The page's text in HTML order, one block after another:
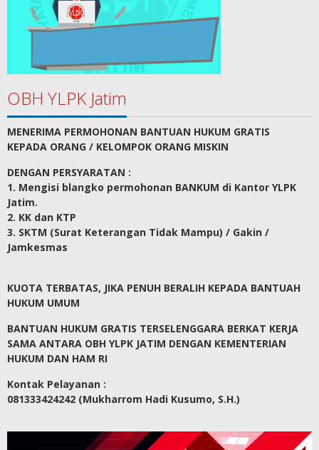
OBH YLPK Jatim
MENERIMA PERMOHONAN BANTUAN HUKUM GRATIS
KEPADA ORANG / KELOMPOK ORANG MISKIN
DENGAN PERSYARATAN :
1. Mengisi blangko permohonan BANKUM di Kantor YLPK
Jatim.
2. KK dan KTP
3. SKTM (Surat Keterangan Tidak Mampu) / Gakin /
Jamkesmas
KUOTA TERBATAS, JIKA PENUH BERALIH KEPADA BANTUAH
HUKUM UMUM
BANTUAN HUKUM GRATIS TERSELENGGARA BERKAT KERJA
SAMA ANTARA OBH YLPK JATIM DENGAN KEMENTERIAN
HUKUM DAN HAM RI
Kontak Pelayanan :
081333424242 (Mukharrom Hadi Kusumo, S.H.)